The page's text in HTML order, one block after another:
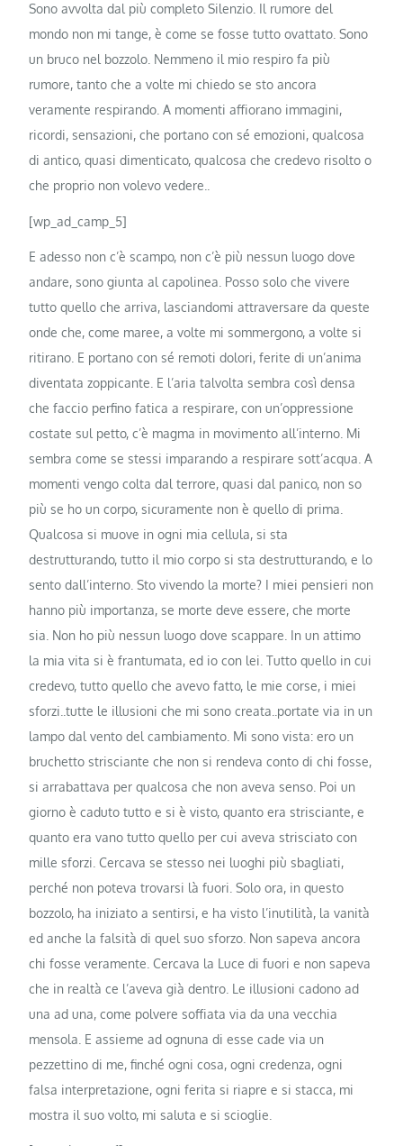
Sono avvolta dal più completo Silenzio. Il rumore del
mondo non mi tange, è come se fosse tutto ovattato. Sono
un bruco nel bozzolo. Nemmeno il mio respiro fa più
rumore, tanto che a volte mi chiedo se sto ancora
veramente respirando. A momenti affiorano immagini,
ricordi, sensazioni, che portano con sé emozioni, qualcosa
di antico, quasi dimenticato, qualcosa che credevo risolto o
che proprio non volevo vedere..
[wp_ad_camp_5]
E adesso non c’è scampo, non c’è più nessun luogo dove
andare, sono giunta al capolinea. Posso solo che vivere
tutto quello che arriva, lasciandomi attraversare da queste
onde che, come maree, a volte mi sommergono, a volte si
ritirano. E portano con sé remoti dolori, ferite di un’anima
diventata zoppicante. E l’aria talvolta sembra così densa
che faccio perfino fatica a respirare, con un’oppressione
costate sul petto, c’è magma in movimento all’interno. Mi
sembra come se stessi imparando a respirare sott’acqua. A
momenti vengo colta dal terrore, quasi dal panico, non so
più se ho un corpo, sicuramente non è quello di prima.
Qualcosa si muove in ogni mia cellula, si sta
destrutturando, tutto il mio corpo si sta destrutturando, e lo
sento dall’interno. Sto vivendo la morte? I miei pensieri non
hanno più importanza, se morte deve essere, che morte
sia. Non ho più nessun luogo dove scappare. In un attimo
la mia vita si è frantumata, ed io con lei. Tutto quello in cui
credevo, tutto quello che avevo fatto, le mie corse, i miei
sforzi..tutte le illusioni che mi sono creata..portate via in un
lampo dal vento del cambiamento. Mi sono vista: ero un
bruchetto strisciante che non si rendeva conto di chi fosse,
si arrabattava per qualcosa che non aveva senso. Poi un
giorno è caduto tutto e si è visto, quanto era strisciante, e
quanto era vano tutto quello per cui aveva strisciato con
mille sforzi. Cercava se stesso nei luoghi più sbagliati,
perché non poteva trovarsi là fuori. Solo ora, in questo
bozzolo, ha iniziato a sentirsi, e ha visto l’inutilità, la vanità
ed anche la falsità di quel suo sforzo. Non sapeva ancora
chi fosse veramente. Cercava la Luce di fuori e non sapeva
che in realtà ce l’aveva già dentro. Le illusioni cadono ad
una ad una, come polvere soffiata via da una vecchia
mensola. E assieme ad ognuna di esse cade via un
pezzettino di me, finché ogni cosa, ogni credenza, ogni
falsa interpretazione, ogni ferita si riapre e si stacca, mi
mostra il suo volto, mi saluta e si scioglie.